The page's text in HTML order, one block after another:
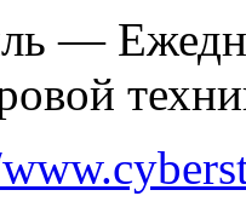
—